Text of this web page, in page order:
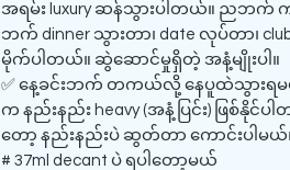
အရမ်း luxury ဆန်သွားပါတယ်။ ညဘက်
ဘက် dinner သွားတာ၊ date လုပ်တာ၊
မိုက်ပါတယ်။ ဆွဲဆောင်မှုရှိတဲ့ အနံ့မျိုးပါ။
✅ နေ့ခင်းဘက် တကယ်လို့ နေပူထဲသွားရမ
က နည်းနည်း heavy (အနံ့ပြင်း) ဖြစ်နိုင်
တော့ နည်းနည်းပဲ ဆွတ်တာ ကောင်းပါမယ်
# 37ml decant ပဲ ရပါတော့မယ်